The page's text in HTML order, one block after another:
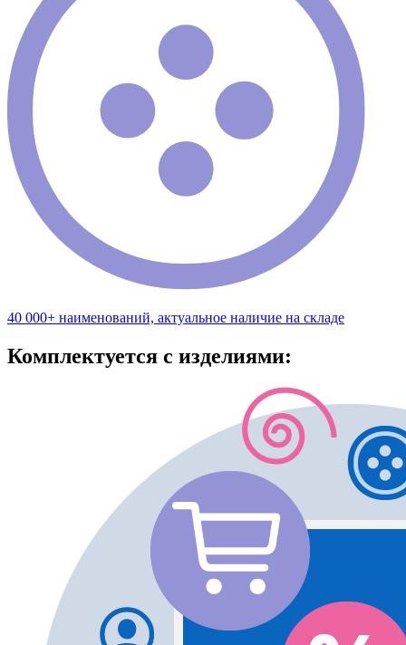
40 000+ наименований, актуальное наличие на складе
Комплектуется с изделиями: